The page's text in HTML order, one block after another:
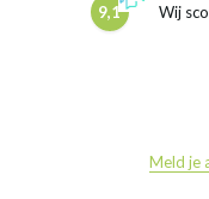
9,1 Wij
Meld je